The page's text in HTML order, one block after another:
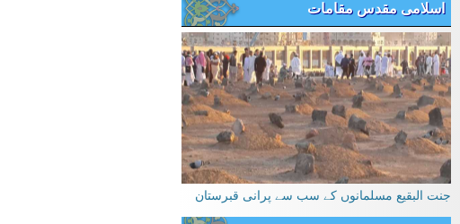
اسلامی مقدس مقامات
جنت البقیع مسلمانوں کے سب سے پرانی قبرستان